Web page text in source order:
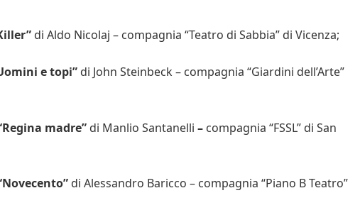
di Aldo Nicolaj – compagnia “Teatro di Sabbia” di Vicenza;
e topi” di John Steinbeck – compagnia “Giardini dell’Arte”
madre” di Manlio Santanelli – compagnia “FSSL” di San
di Alessandro Baricco – compagnia “Piano B Teatro”